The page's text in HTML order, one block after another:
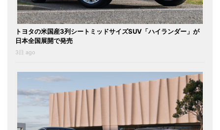
トヨタの米国産3列シートミッドサイズSUV「ハイランダー」が
日本全国展開で発売
3日 ago